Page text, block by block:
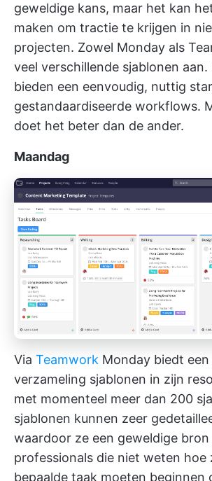
geweldige kans, maar het kan
maken om tractie te krijgen in
projecten. Zowel Monday als
veel verschillende sjablonen
bieden een eenvoudig, nuttig
gestandaardiseerde workflows.
doet het beter dan de ander.
Maandag
Via Teamwork Monday biedt
verzameling sjablonen in zijn
met momenteel meer dan 200
sjablonen kunnen zeer
waardoor ze een geweldige
professionals die niet weten hoe
bepaalde taak moeten beginnen